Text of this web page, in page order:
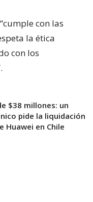
con las
la ética
con los
$38 millones: un
pide la liquidación
Huawei en Chile